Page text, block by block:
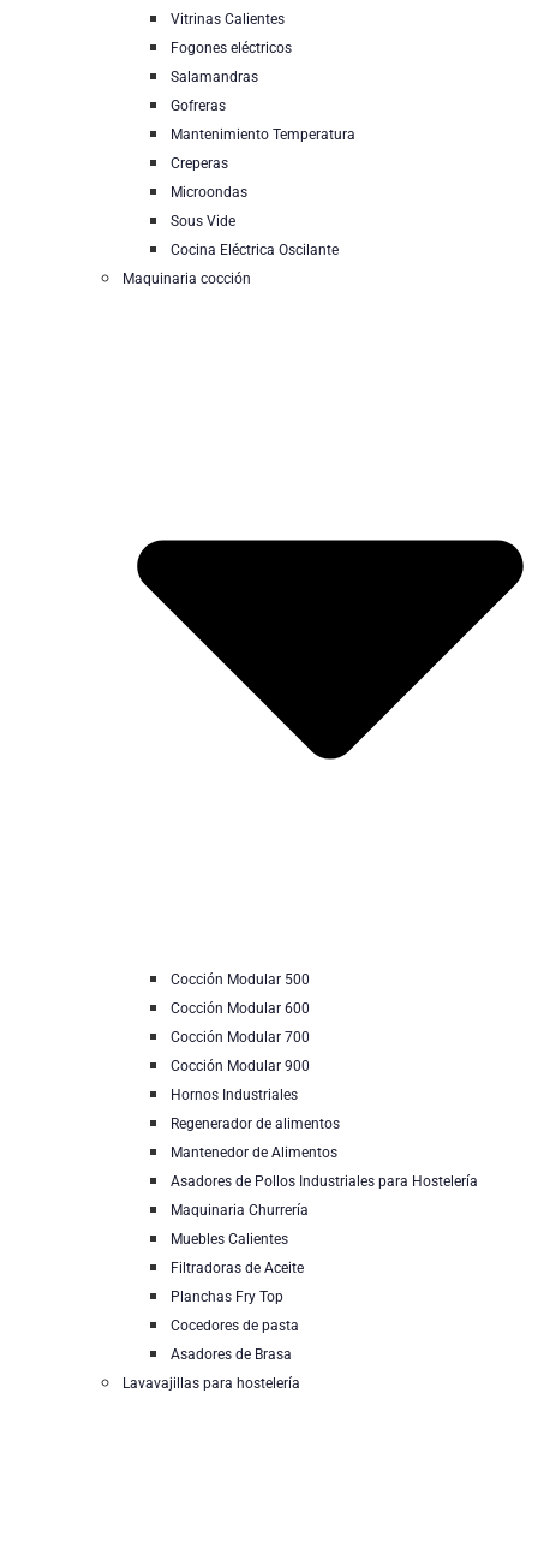
Vitrinas Calientes
Fogones eléctricos
Salamandras
Gofreras
Mantenimiento Temperatura
Creperas
Microondas
Sous Vide
Cocina Eléctrica Oscilante
Maquinaria cocción
Cocción Modular 500
Cocción Modular 600
Cocción Modular 700
Cocción Modular 900
Hornos Industriales
Regenerador de alimentos
Mantenedor de Alimentos
Asadores de Pollos Industriales para Hostelería
Maquinaria Churrería
Muebles Calientes
Filtradoras de Aceite
Planchas Fry Top
Cocedores de pasta
Asadores de Brasa
Lavavajillas para hostelería